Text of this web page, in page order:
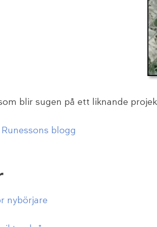
blir sugen på ett liknande
blogg
nybörjare